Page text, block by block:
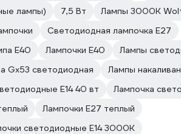
лампы) 7,5 Вт
Лампы 3000К
Светодиодная лампочка E27
E40 Лампочки E40
Лампы
Gx53 светодиодная
Лампы
E14 40 вт
Лампочка
Лампочки E27 теплый
светодиодные E14 3000К